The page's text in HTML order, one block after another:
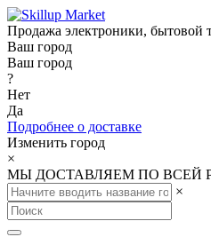
Продажа электроники, бытовой
Ваш город
Ваш город
?
Нет
Да
Подробнее о доставке
Изменить город
×
МЫ ДОСТАВЛЯЕМ ПО ВСЕЙ
×